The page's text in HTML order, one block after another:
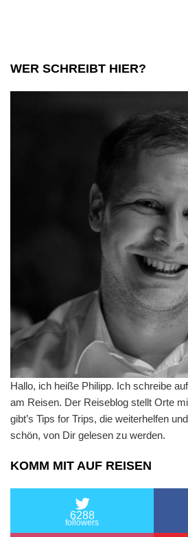
WER SCHREIBT HIER?
Hallo, ich heiße Philipp. Ich schreibe
am Reisen. Der Reiseblog stellt Orte
gibt’s Tips for Trips, die weiterhelfen
schön, von Dir gelesen zu werden.
KOMM MIT AUF REISEN
6288
followers